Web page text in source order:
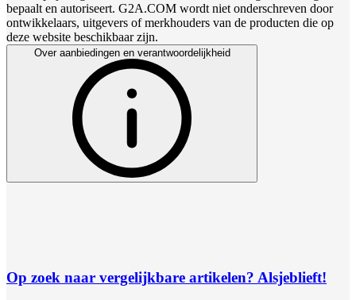
bepaalt en autoriseert. G2A.COM wordt niet onderschreven door
ontwikkelaars, uitgevers of merkhouders van de producten die op
deze website beschikbaar zijn.
Over aanbiedingen en verantwoordelijkheid
Op zoek naar vergelijkbare artikelen? Alsjeblieft!